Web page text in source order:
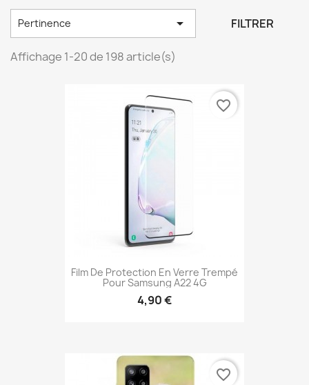
Pertinence  FILTRER
Affichage 1-20 de 198 article(s)
Film De Protection En Verre Trempé
Pour Samsung A22 4G
4,90 €
favorite_border
favorite_border